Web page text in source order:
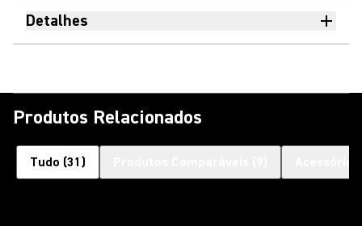
Detalhes
Produtos Relacionados
Tudo (31 )